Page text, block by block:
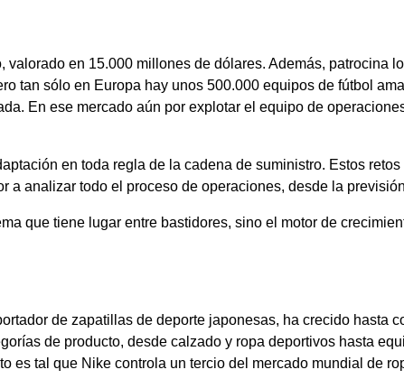
en 15.000 millones de dólares. Además, patrocina
tan sólo en Europa hay unos 500.000 equipos de fútbol
En ese mercado aún por explotar el equipo de
en toda regla de la cadena de suministro. Estos
a analizar todo el proceso de operaciones, desde la
que tiene lugar entre bastidores, sino el motor de
de zapatillas de deporte japonesas, ha crecido hasta
de producto, desde calzado y ropa deportivos hasta
tal que Nike controla un tercio del mercado mundial de